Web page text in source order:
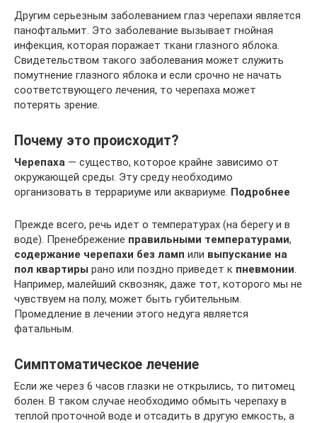
Другим серьезным заболеванием глаз черепахи является
панофтальмит. Это заболевание вызывает гнойная
инфекция, которая поражает ткани глазного яблока.
Свидетельством такого заболевания может служить
помутнение глазного яблока и если срочно не начать
соответствующего лечения, то черепаха может
потерять зрение.
Почему это происходит?
Черепаха — существо, которое крайне зависимо от
окружающей среды. Эту среду необходимо
организовать в террариуме или аквариуме. Подробнее
Прежде всего, речь идет о температурах (на берегу и в
воде). Пренебрежение правильными температурами,
содержание черепахи без ламп или выпускание на
пол квартиры рано или поздно приведет к пневмонии.
Например, малейший сквозняк, даже тот, которого мы не
чувствуем на полу, может быть губительным.
Промедление в лечении этого недуга является
фатальным.
Симптоматическое лечение
Если же через 6 часов глазки не открылись, то питомец
болен. В таком случае необходимо обмыть черепаху в
теплой проточной воде и отсадить в другую емкость, а